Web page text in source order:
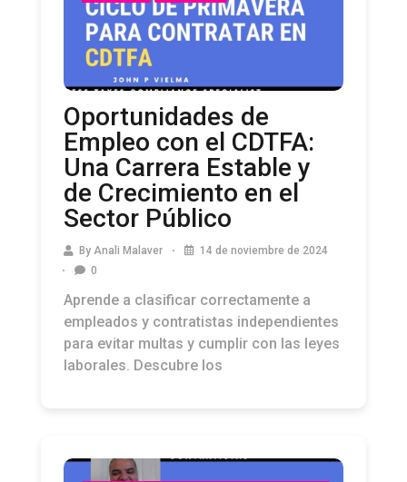
Oportunidades de
Empleo con el CDTFA:
Una Carrera Estable y
de Crecimiento en el
Sector Público
0
empleados y contratistas independientes
para evitar multas y cumplir con las leyes
laborales. Descubre los
EMPLEADOS / PAYROLL W2 / RECURSOS